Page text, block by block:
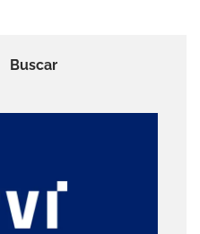
Buscar